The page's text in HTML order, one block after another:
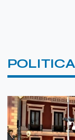
POLITICA